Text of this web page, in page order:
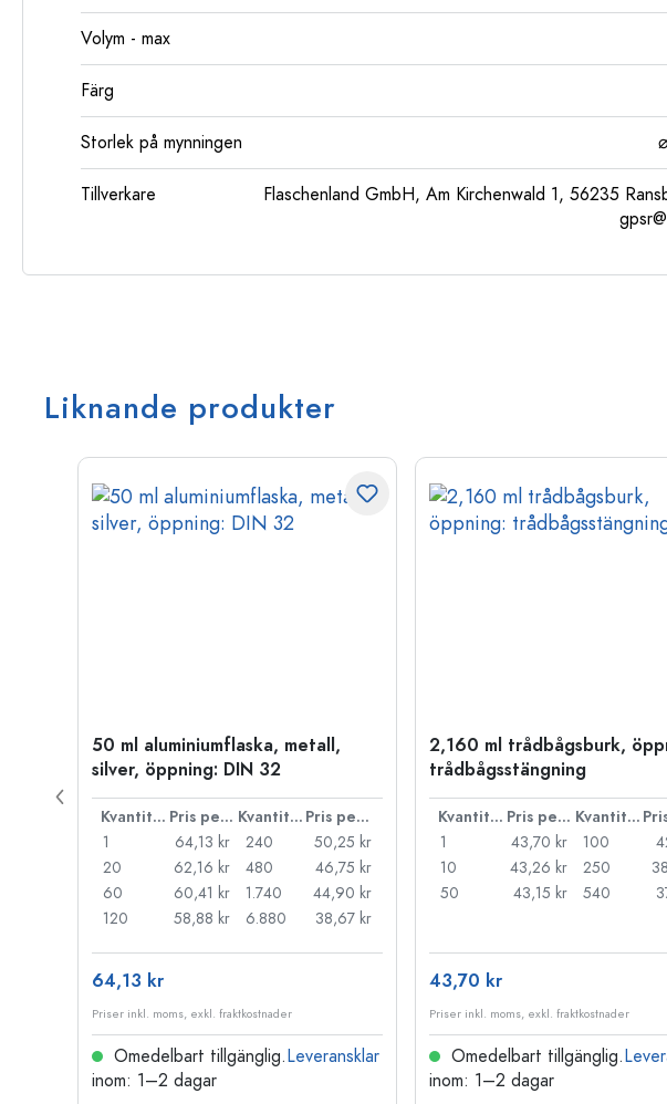
Volym - max
Färg
Storlek på mynningen
Tillverkare
Flaschenland GmbH, Am Kirchenwald 1, 56235
Liknande produkter
50 ml aluminiumflaska, metall,
silver, öppning: DIN 32
Kvantitet Pris per styck Kvantitet
Pris per styck
1
64,13 kr
20
62,16 kr
60
60,41 kr
120
58,88 kr
240
50,25 kr
480
46,75 kr
1.740
44,90 kr
6.880
38,67 kr
64,13 kr
Priser inkl. moms, exkl. fraktkostnader
Omedelbart tillgänglig.Leveransklar
inom: 1–2 dagar
2,160 ml trådbågsburk,
trådbågsstängning
Kvantitet Pris per styck Kvantitet
1
43,70 kr
10
43,26 kr
50
43,15 kr
100
250
540
43,70 kr
Priser inkl. moms, exkl. fraktkostnader
Omedelbart tillgänglig.
inom: 1–2 dagar